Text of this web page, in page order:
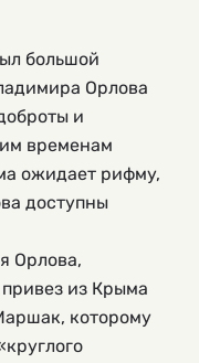
большой
Орлова
и
временам
ожидает рифму,
доступны
Орлова,
из Крыма
которому